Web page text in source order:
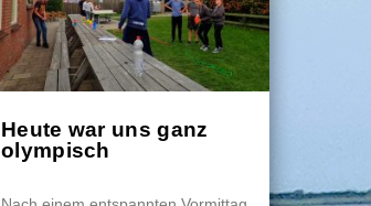
Heute war uns ganz
olympisch